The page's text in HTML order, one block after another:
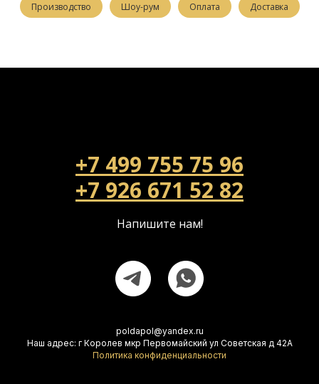
Производство Шоу-рум Оплата Доставка
+7 499 755 75 96
+7 926 671 52 82
Напишите нам!
poldapol@yandex.ru
Наш адрес: г Королев мкр Первомайский ул Советская д 42А
Политика конфиденциальности